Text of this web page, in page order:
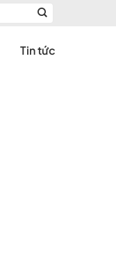
Tin tức